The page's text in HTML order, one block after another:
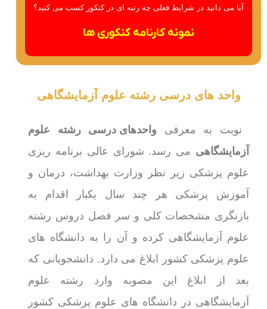
آیا می دانید در شرایط فعلی چه رتبه ای در کنکور کسب می کنید؟
نمونه کارنامه کنکوری ها
واحد های درسی رشته علوم آزمایشگاهی
نوبت به معرفی واحدهای درسی رشته علوم
آزمایشگاهی می رسد. شورای عالی برنامه ریزی
علوم پزشکی زیر نظر وزارت بهداشت، درمان و
آموزش پزشکی هر چند سال یکبار اقدام به
بازنگری مشخصات کلی و سر فصل دروس رشته
علوم آزمایشگاهی کرده و آن را به دانشگاه های
علوم پزشکی کشور ابلاغ می دارد. دانشجویانی که
بعد از ابلاغ این مصوبه وارد رشته علوم
آزمایشگاهی در دانشگاه های علوم پزشکی کشور